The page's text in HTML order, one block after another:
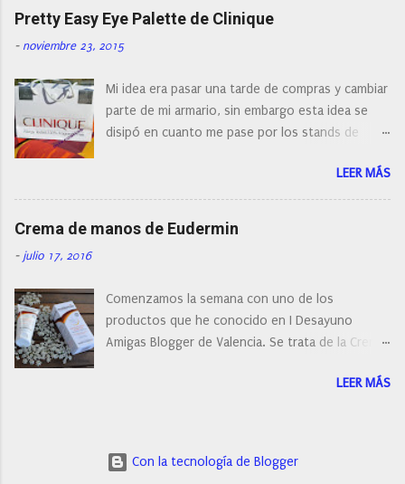
precios. Existe en la actualidad tal variedad, que
antes de hacer la compra debemos de hacernos unas
preguntas: ¿Cual es mi tipo de piel? ¿Qué busco?...
mi cepillo facial de Clinique
Pretty Easy Eye Palette de Clinique
- noviembre 23, 2015
Mi idea era pasar una tarde de compras y cambiar
parte de mi armario, sin embargo esta idea se
disipó en cuanto me pase por los stands de
resistirse a esta paleta de colores de Clinique.
LEER MÁS
Crema de manos de Eudermin
- julio 17, 2016
Comenzamos la semana con uno de los
productos que he conocido en I Desayuno
Amigas Blogger de Valencia. Se trata de la Crema
manos para utilizar tanto en verano como en
LEER MÁS
Con la tecnología de Blogger